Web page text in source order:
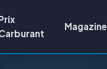
Magazine